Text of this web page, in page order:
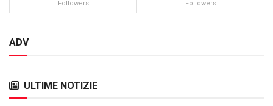
Followers Followers
ADV
ULTIME NOTIZIE